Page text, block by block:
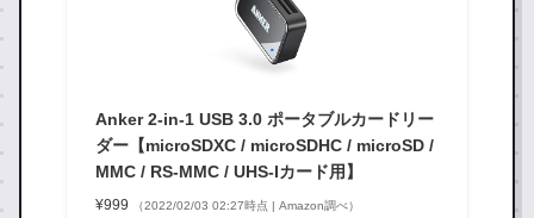
Anker 2-in-1 USB 3.0 ポータブルカードリー
ダー【microSDXC / microSDHC / microSD /
MMC / RS-MMC / UHS-Iカード用】
¥999 （2022/02/03 02:27時点 | Amazon調べ）